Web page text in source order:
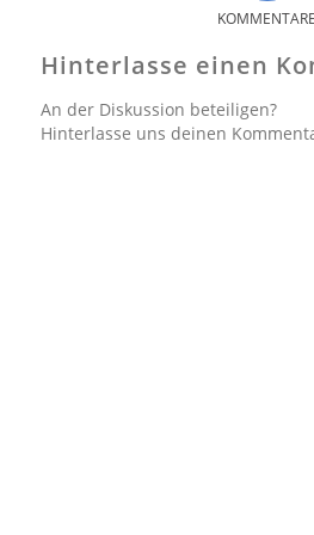
KOMMENTARE
Hinterlasse einen
An der Diskussion beteiligen?
Hinterlasse uns deinen